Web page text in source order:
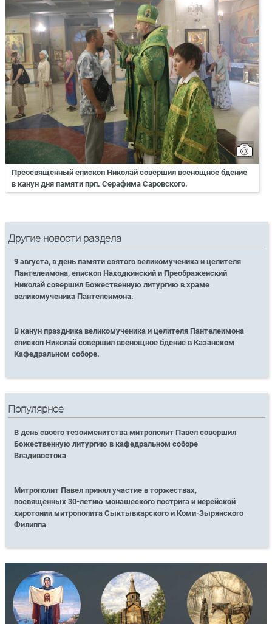
Преосвященный епископ Николай совершил всенощное бдение
в канун дня памяти прп. Серафима Саровского.
Другие новости раздела
9 августа, в день памяти святого великомученика и целителя
Пантелеимона, епископ Находкинский и Преображенский
Николай совершил Божественную литургию в храме
великомученика Пантелеимона.
В канун праздника великомученика и целителя Пантелеимона
епископ Николай совершил всенощное бдение в Казанском
Кафедральном соборе.
Популярное
В день своего тезоименитства митрополит Павел совершил
Божественную литургию в кафедральном соборе
Владивостока
Митрополит Павел принял участие в торжествах,
посвященных 30-летию монашеского пострига и иерейской
хиротонии митрополита Сыктывкарского и Коми-Зырянского
Филиппа